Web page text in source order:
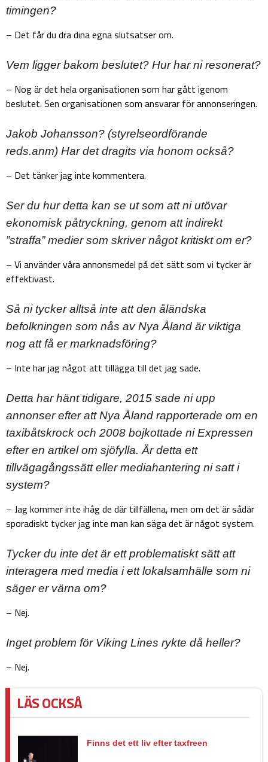
timingen?
– Det får du dra dina egna slutsatser om.
Vem ligger bakom beslutet? Hur har ni resonerat?
– Nog är det hela organisationen som har gått igenom
beslutet. Sen organisationen som ansvarar för annonseringen.
Jakob Johansson? (styrelseordförande
reds.anm) Har det dragits via honom också?
– Det tänker jag inte kommentera.
Ser du hur detta kan se ut som att ni utövar
ekonomisk påtryckning, genom att indirekt
”straffa” medier som skriver något kritiskt om er?
– Vi använder våra annonsmedel på det sätt som vi tycker är
effektivast.
Så ni tycker alltså inte att den åländska
befolkningen som nås av Nya Åland är viktiga
nog att få er marknadsföring?
– Inte har jag något att tillägga till det jag sade.
Detta har hänt tidigare, 2015 sade ni upp
annonser efter att Nya Åland rapporterade om en
taxibåtskrock och 2008 bojkottade ni Expressen
efter en artikel om sjöfylla. Är detta ett
tillvägagångssätt eller mediahantering ni satt i
system?
– Jag kommer inte ihåg de där tillfällena, men om det är sådär
sporadiskt tycker jag inte man kan säga det är något system.
Tycker du inte det är ett problematiskt sätt att
interagera med media i ett lokalsamhälle som ni
säger er värna om?
– Nej.
Inget problem för Viking Lines rykte då heller?
– Nej.
LÄS OCKSÅ
Finns det ett liv efter taxfreen